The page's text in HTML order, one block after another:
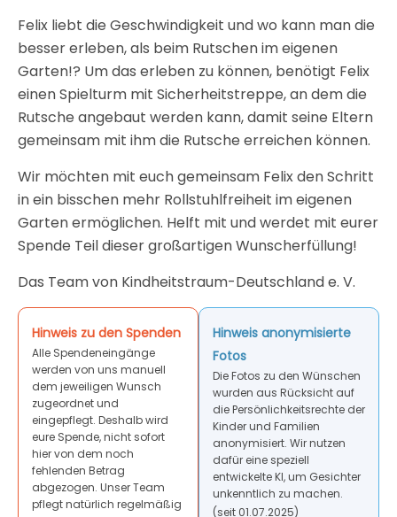
Felix liebt die Geschwindigkeit und wo kann man die
besser erleben, als beim Rutschen im eigenen
Garten!? Um das erleben zu können, benötigt Felix
einen Spielturm mit Sicherheitstreppe, an dem die
Rutsche angebaut werden kann, damit seine Eltern
gemeinsam mit ihm die Rutsche erreichen können.
Wir möchten mit euch gemeinsam Felix den Schritt
in ein bisschen mehr Rollstuhlfreiheit im eigenen
Garten ermöglichen. Helft mit und werdet mit eurer
Spende Teil dieser großartigen Wunscherfüllung!
Das Team von Kindheitstraum-Deutschland e. V.
Hinweis zu den Spenden
Alle Spendeneingänge
werden von uns manuell
dem jeweiligen Wunsch
zugeordnet und
eingepflegt. Deshalb wird
eure Spende, nicht sofort
hier von dem noch
fehlenden Betrag
abgezogen. Unser Team
pflegt natürlich regelmäßig
Hinweis anonymisierte
Fotos
Die Fotos zu den Wünschen
wurden aus Rücksicht auf
die Persönlichkeitsrechte der
Kinder und Familien
anonymisiert. Wir nutzen
dafür eine speziell
entwickelte KI, um Gesichter
unkenntlich zu machen.
(seit 01.07.2025)